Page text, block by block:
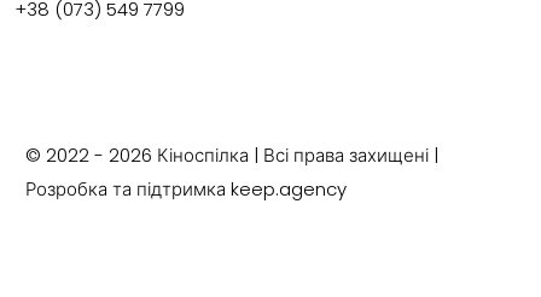
+38 (073) 549 7799
© 2022 - 2026 Кіноспілка | Всі права захищені |
Розробка та підтримка keep.agency